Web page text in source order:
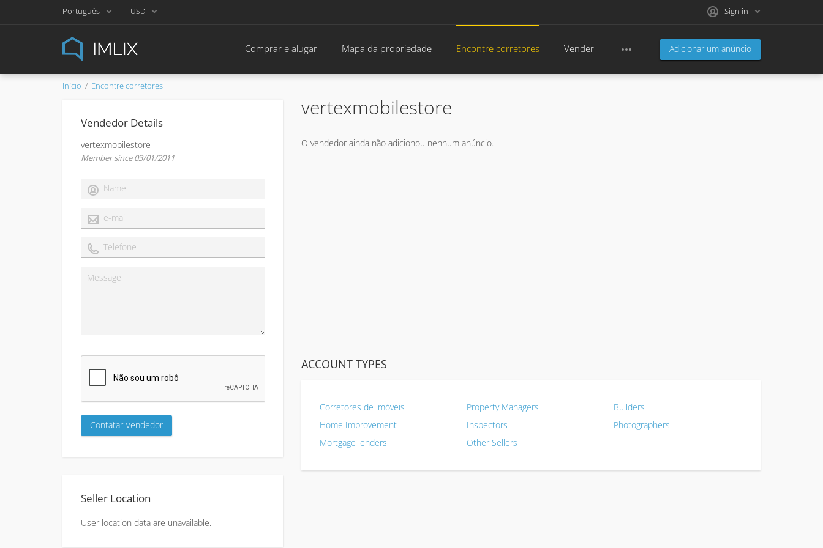
Português USD Sign in
Adicionar um anúncio
Comprar e alugar Mapa da propriedade Encontre corretores Vender
Início Encontre corretores
Vendedor Details
vertexmobilestore
Member since 03/01/2011
Seller Location
User location data are unavailable.
vertexmobilestore
O vendedor ainda não adicionou nenhum anúncio.
ACCOUNT TYPES
Corretores de imóveis Property Managers
Builders
Home Improvement
Inspectors
Photographers
Mortgage lenders
Other Sellers